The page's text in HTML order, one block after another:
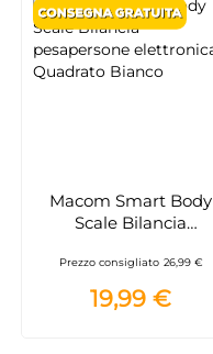
Macom Smart Body
Scale Bilancia
elettronica Quadrato
Bianco
Prezzo consigliato 26,99 €
19,99 €